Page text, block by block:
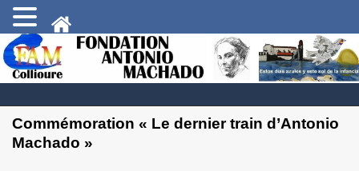
Commémoration « Le dernier train d’Antonio
Machado »